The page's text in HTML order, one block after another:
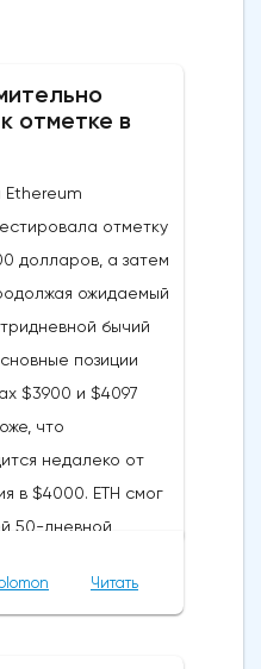
отметке в
Ethereum
отметку
долларов, а затем
ожидаемый
бычий
позиции
$3900 и $4097
что
недалеко от
в $4000. ETH смог
50-дневной
могут развеять
Читать